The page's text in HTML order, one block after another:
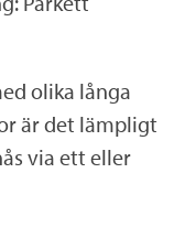
olika långa
är det lämpligt
via ett eller